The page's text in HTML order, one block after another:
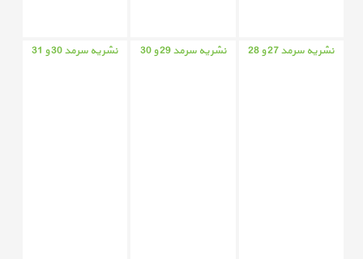
نشریه سرمد 27 و 28 نشریه سرمد 29 و 30 نشریه سرمد 30 و 31